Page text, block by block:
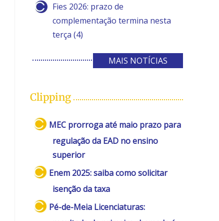
Fies 2026: prazo de
complementação termina nesta
terça (4)
MAIS NOTÍCIAS
Clipping
MEC prorroga até maio prazo para
regulação da EAD no ensino
superior
Enem 2025: saiba como solicitar
isenção da taxa
Pé-de-Meia Licenciaturas: